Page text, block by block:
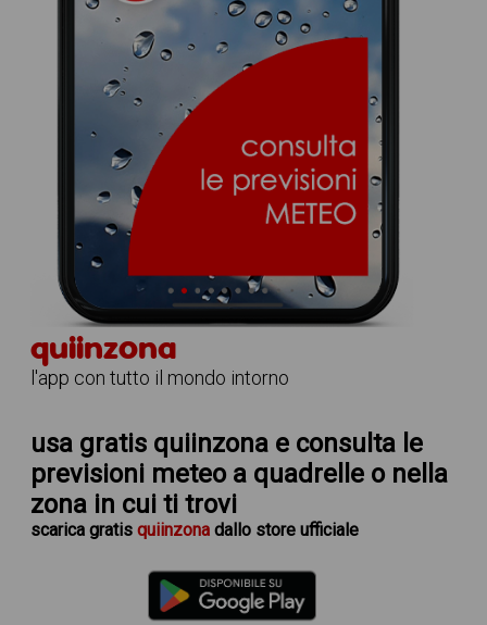
quiinzona
l'app con tutto il mondo intorno
usa gratis quiinzona e consulta le
previsioni meteo a quadrelleo nella
zona in cui ti trovi
scarica gratis quiinzonadallo store ufficiale